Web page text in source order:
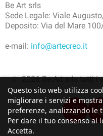
Be Art srls
Sede Legale: Viale
Deposito: Via del Mare
e-mail: info@artecreo.it
2026 Be Art srls tutti i
Questo sito web utilizza
migliorare i servizi e
preferenze, analizzando le
Per dare il tuo consenso
Accetta.